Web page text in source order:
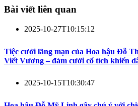
Bài viết liên quan
2025-10-27T10:15:12
Tiệc cưới lãng mạn của Hoa hậu Đỗ
Viết Vương – đám cưới cổ tích khiến
2025-10-15T10:30:47